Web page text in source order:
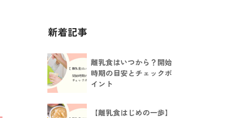
新着記事
離乳食はいつから？開始
時期の目安とチェックポ
イント
【離乳食はじめの一歩】